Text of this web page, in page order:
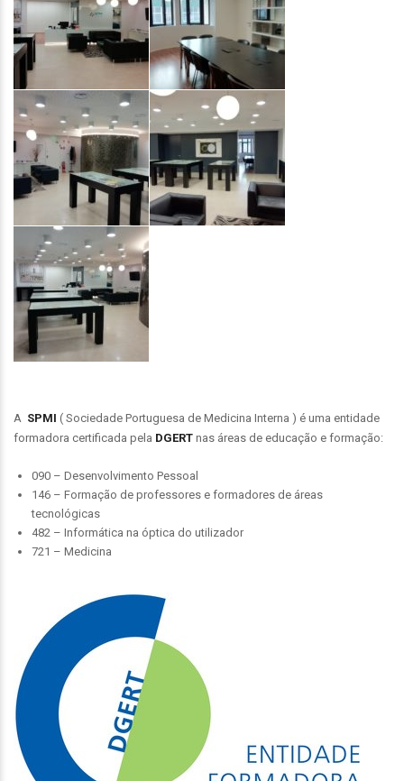
A SPMI ( Sociedade Portuguesa de Medicina Interna ) é uma entidade
formadora certificada pela DGERT nas áreas de educação e formação:
090 – Desenvolvimento Pessoal
146 – Formação de professores e formadores de áreas
tecnológicas
482 – Informática na óptica do utilizador
721 – Medicina